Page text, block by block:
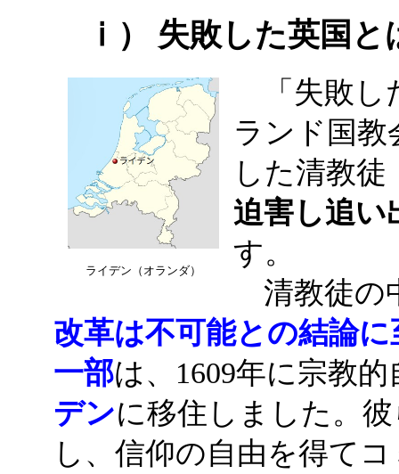
ⅰ） 失敗した英国と
ライデン（オランダ）
「失敗し
ランド国教
した清教徒
迫害し追い
す。
清教徒の
改革は不可能との結論
一部は、1609年に宗教
デンに移住しました。
し、信仰の自由を得て